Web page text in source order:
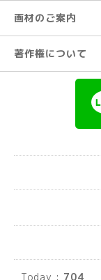
画材のご案内
著作権について
Today : 704